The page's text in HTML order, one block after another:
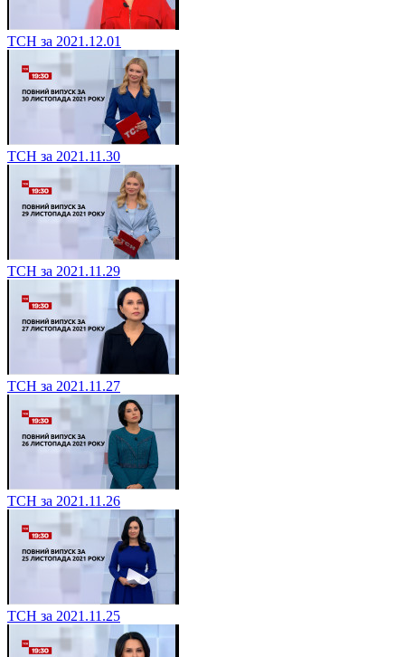
ТСН за 2021.12.01
ТСН за 2021.11.30
ТСН за 2021.11.29
ТСН за 2021.11.27
ТСН за 2021.11.26
ТСН за 2021.11.25